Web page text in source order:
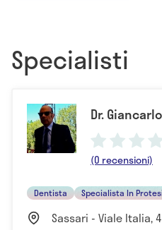
Specialisti
Dr.
(0 recensioni)
Dentista Specialista In
Sassari - Viale Italia,